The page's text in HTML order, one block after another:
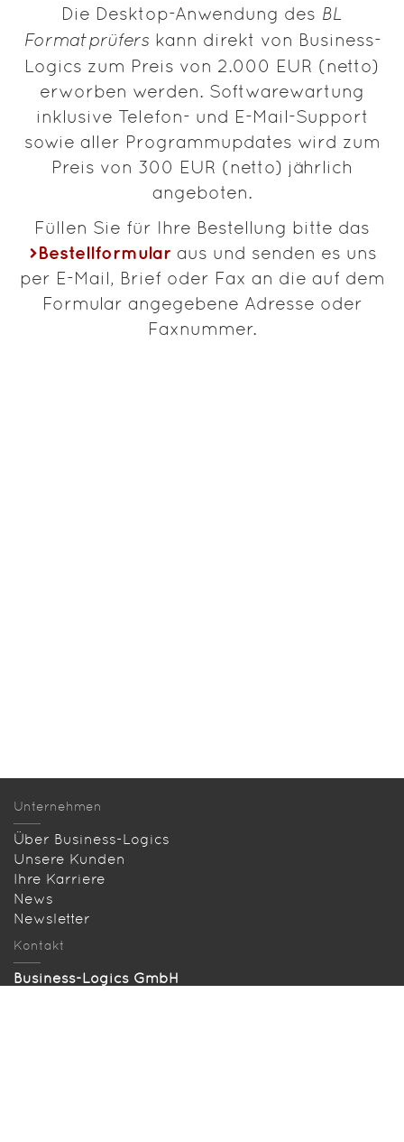
Die Desktop-Anwendung des BL
Formatprüfers kann direkt von Business-
Logics zum Preis von 2.000 EUR (netto)
erworben werden. Softwarewartung
inklusive Telefon- und E-Mail-Support
sowie aller Programmupdates wird zum
Preis von 300 EUR (netto) jährlich
angeboten.
Füllen Sie für Ihre Bestellung bitte das
Bestellformular aus und senden es uns
per E-Mail, Brief oder Fax an die auf dem
Formular angegebene Adresse oder
Faxnummer.
Unternehmen
Über Business-Logics
Unsere Kunden
Ihre Karriere
News
Newsletter
Kontakt
Business-Logics GmbH